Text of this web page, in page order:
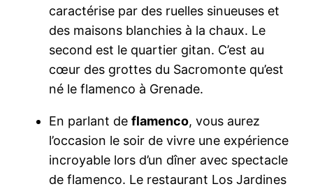
caractérise par des ruelles sinueuses et
des maisons blanchies à la chaux. Le
second est le quartier gitan. C’est au
cœur des grottes du Sacromonte qu’est
né le flamenco à Grenade.
En parlant deflamenco, vous aurez
l’occasion le soir de vivre une expérience
incroyable lors d’un dîner avec spectacle
de flamenco. Le restaurant Los Jardines